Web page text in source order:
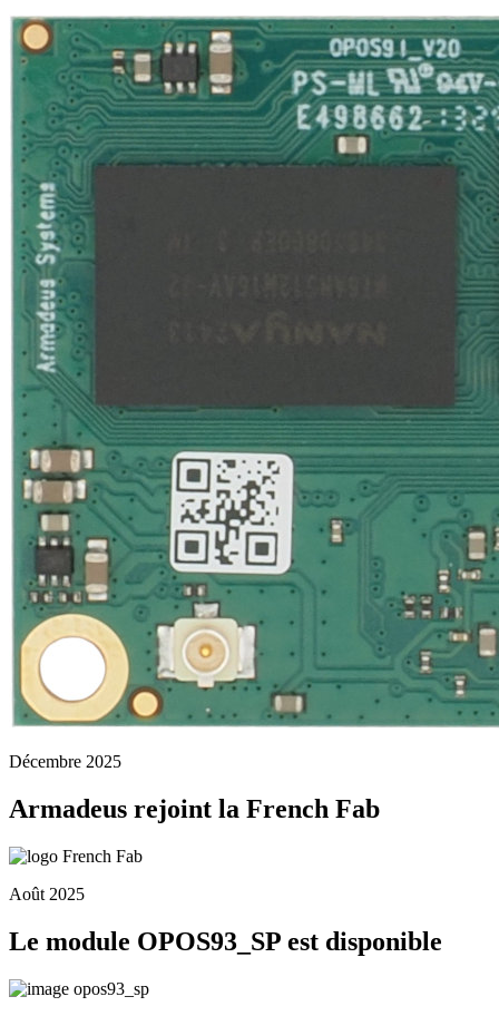
Décembre 2025
Armadeus rejoint la French Fab
Août 2025
Le module OPOS93_SP est disponible